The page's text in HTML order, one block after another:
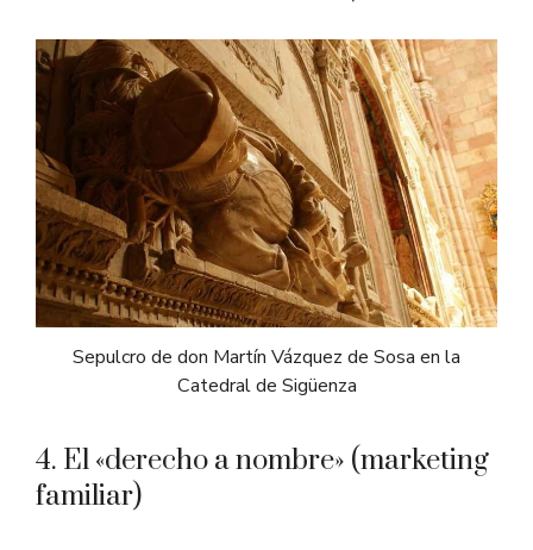
Sepulcro de don Martín Vázquez de Sosa en la
Catedral de Sigüenza
4. El «derecho a nombre» (marketing
familiar)